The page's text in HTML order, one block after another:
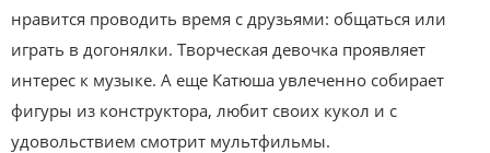
нравится проводить время с друзьями: общаться или
играть в догонялки. Творческая девочка проявляет
интерес к музыке. А еще Катюша увлеченно собирает
фигуры из конструктора, любит своих кукол и с
удовольствием смотрит мультфильмы.